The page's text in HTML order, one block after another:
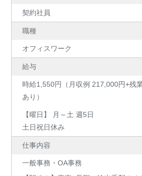
契約社員
職種
オフィスワーク
給与
時給1,550円（月収例 217,000円+残
あり）
【曜日】 月～土 週5日
土日祝日休み
仕事内容
一般事務・OA事務